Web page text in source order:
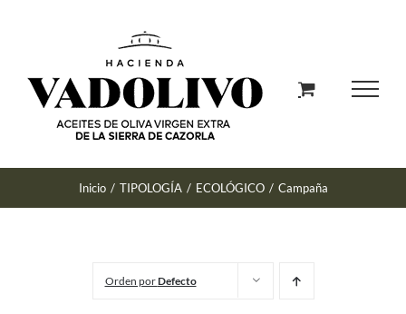
Inicio / TIPOLOGÍA / ECOLÓGICO / Campaña
Orden porDefecto